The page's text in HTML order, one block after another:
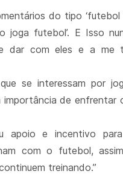
do tipo
joga futebol’. E Isso
dar com eles e a me
se interessam por
de enfrentar
apoio e incentivo
com o futebol,
treinando.”